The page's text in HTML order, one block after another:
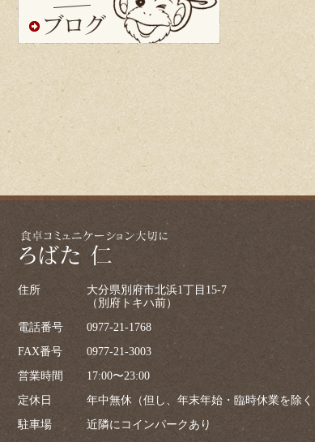
住所
大分県別府市北浜1丁目15-7
（別府トキハ前）
電話番号
0977-21-1768
FAX番号
0977-21-3003
営業時間
17:00〜23:00
定休日
年中無休（但し、年末年始・臨時休業を除く
駐車場
近隣にコインパークあり